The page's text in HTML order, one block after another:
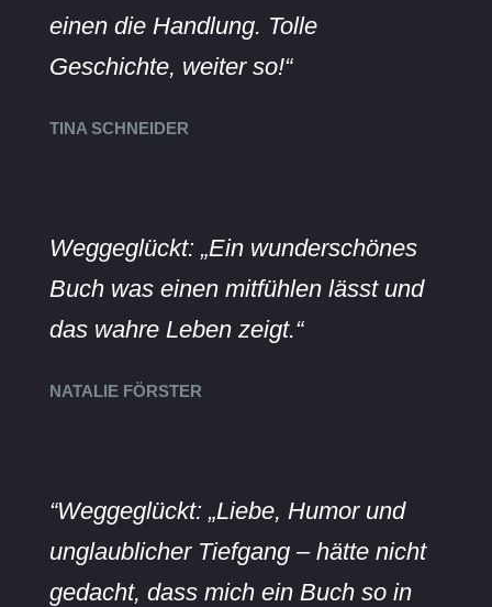
einen die Handlung. Tolle
Geschichte, weiter so!“
TINA SCHNEIDER
Weggeglückt: „Ein wunderschönes
Buch was einen mitfühlen lässt und
das wahre Leben zeigt.“
NATALIE FÖRSTER
“Weggeglückt: „Liebe, Humor und
unglaublicher Tiefgang – hätte nicht
gedacht, dass mich ein Buch so in